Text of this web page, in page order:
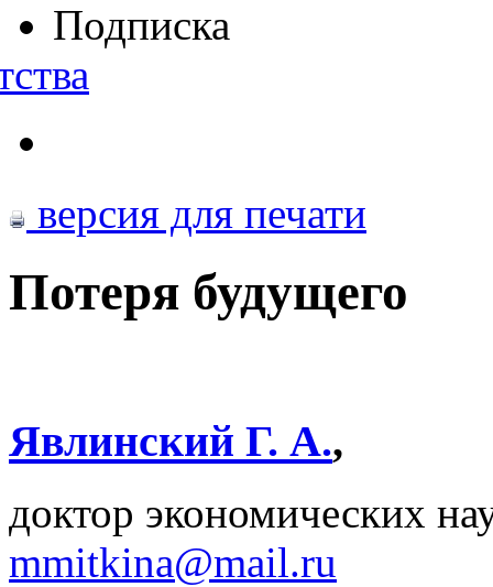
Подписка
версия для печати
Потеря будущего
Явлинский Г. А.,
доктор экономических
mmitkina@mail.ru